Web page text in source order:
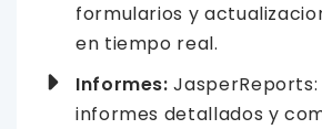
formularios y
en tiempo real.
Informes:
informes detallados y